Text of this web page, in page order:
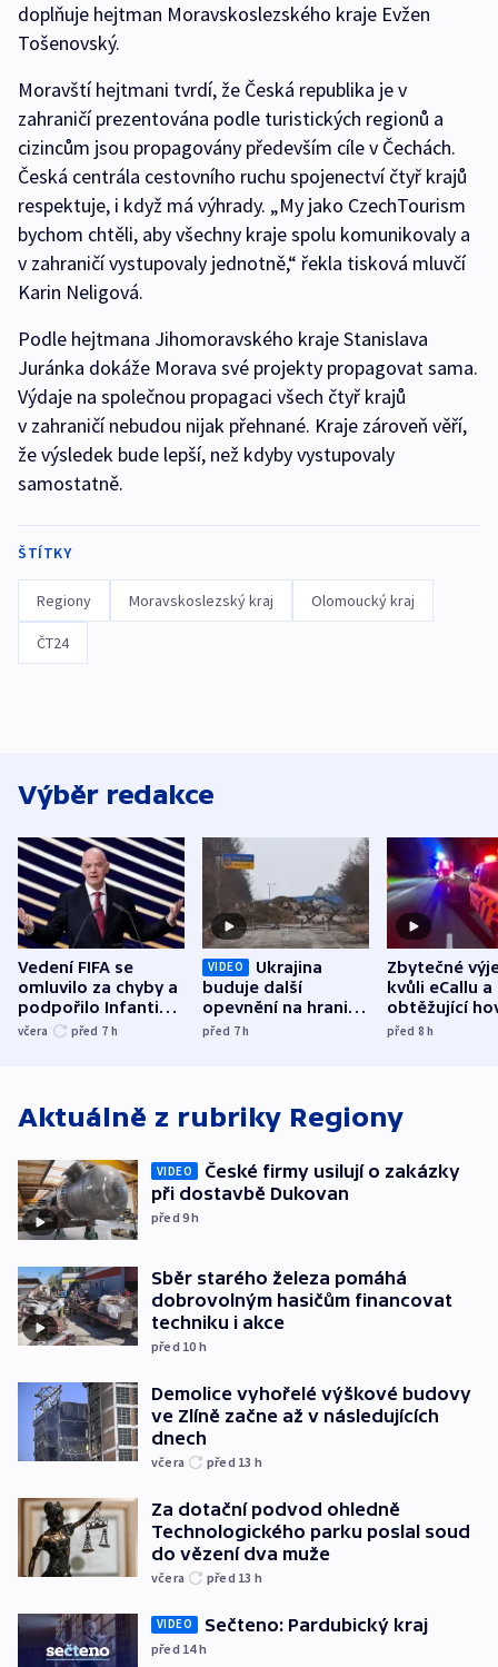
doplňuje hejtman Moravskoslezského kraje Evžen
Tošenovský.
Moravští hejtmani tvrdí, že Česká republika je v
zahraničí prezentována podle turistických regionů a
cizincům jsou propagovány především cíle v Čechách.
Česká centrála cestovního ruchu spojenectví čtyř krajů
respektuje, i když má výhrady. „My jako CzechTourism
bychom chtěli, aby všechny kraje spolu komunikovaly a
v zahraničí vystupovaly jednotně,“ řekla tisková mluvčí
Karin Neligová.
Podle hejtmana Jihomoravského kraje Stanislava
Juránka dokáže Morava své projekty propagovat sama.
Výdaje na společnou propagaci všech čtyř krajů
v zahraničí nebudou nijak přehnané. Kraje zároveň věří,
že výsledek bude lepší, než kdyby vystupovaly
samostatně.
ŠTÍTKY
Regiony Moravskoslezský kraj Olomoucký kraj
ČT24
Výběr redakce
Vedení FIFA se
omluvilo za chyby a
podpořilo Infantina.
UEFA trvá na
včera před 7 h
VIDEO
Ukrajina
buduje další
opevnění na hranici
s Běloruskem
před 7h
Zbytečné
kvůli eCallu a
obtěžující
zdržují
před 8h
Aktuálně z rubriky Regiony
VIDEO
České firmy usilují o zakázky
při dostavbě Dukovan
před 9h
Sběr starého železa pomáhá
dobrovolným hasičům financovat
techniku i akce
před 10 h
Demolice vyhořelé výškové budovy
ve Zlíně začne až v následujících
dnech
včera před 13 h
Za dotační podvod ohledně
Technologického parku poslal soud
do vězení dva muže
včera před 13 h
VIDEO Sečteno: Pardubický kraj
před 14h